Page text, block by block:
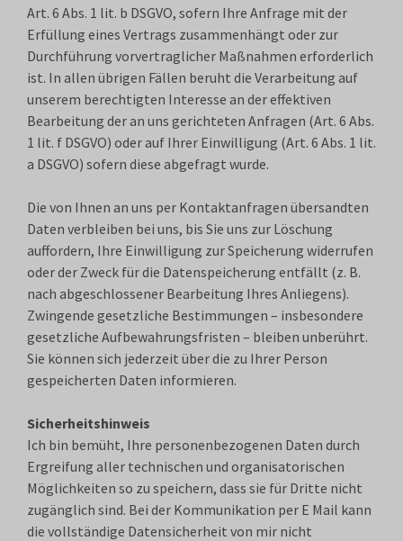
Art. 6 Abs. 1 lit. b DSGVO, sofern Ihre Anfrage mit der
Erfüllung eines Vertrags zusammenhängt oder zur
Durchführung vorvertraglicher Maßnahmen erforderlich
ist. In allen übrigen Fällen beruht die Verarbeitung auf
unserem berechtigten Interesse an der effektiven
Bearbeitung der an uns gerichteten Anfragen (Art. 6 Abs.
1 lit. f DSGVO) oder auf Ihrer Einwilligung (Art. 6 Abs. 1 lit.
a DSGVO) sofern diese abgefragt wurde.
Die von Ihnen an uns per Kontaktanfragen übersandten
Daten verbleiben bei uns, bis Sie uns zur Löschung
auffordern, Ihre Einwilligung zur Speicherung widerrufen
oder der Zweck für die Datenspeicherung entfällt (z. B.
nach abgeschlossener Bearbeitung Ihres Anliegens).
Zwingende gesetzliche Bestimmungen – insbesondere
gesetzliche Aufbewahrungsfristen – bleiben unberührt.
Sie können sich jederzeit über die zu Ihrer Person
gespeicherten Daten informieren.
Sicherheitshinweis
Ich bin bemüht, Ihre personenbezogenen Daten durch
Ergreifung aller technischen und organisatorischen
Möglichkeiten so zu speichern, dass sie für Dritte nicht
zugänglich sind. Bei der Kommunikation per E Mail kann
die vollständige Datensicherheit von mir nicht